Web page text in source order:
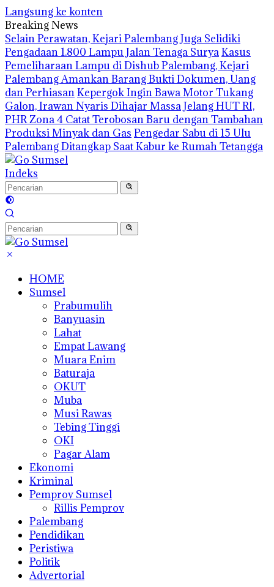
Langsung ke konten
Breaking News
Selain Perawatan, Kejari Palembang Juga Selidiki
Pengadaan 1.800 Lampu Jalan Tenaga SuryaKasus
Pemeliharaan Lampu di Dishub Palembang, Kejari
Palembang Amankan Barang Bukti Dokumen, Uang
dan PerhiasanKepergok Ingin Bawa Motor Tukang
Galon, Irawan Nyaris Dihajar MassaJelang HUT RI,
PHR Zona 4 Catat Terobosan Baru dengan Tambahan
Produksi Minyak dan Gas Pengedar Sabu di 15 Ulu
Palembang Ditangkap Saat Kabur ke Rumah Tetangga
Indeks
HOME
Sumsel
Prabumulih
Banyuasin
Lahat
Empat Lawang
Muara Enim
Baturaja
OKUT
Muba
Musi Rawas
Tebing Tinggi
OKI
Pagar Alam
Ekonomi
Kriminal
Pemprov Sumsel
Rillis Pemprov
Palembang
Pendidikan
Peristiwa
Politik
Advertorial